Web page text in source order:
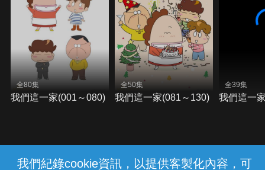
我們紀錄cookie資訊，以提供客製化內容，可
全80集
我們這一家(001～080)
全50集
我們這一家(081～130)
全39集
我們這一
{{notifyMsg}}